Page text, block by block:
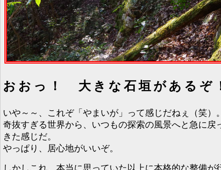
おおっ！ 大きな石垣があるぞ
いや～～、これぞ「やまいが」って感じだねぇ（笑）
奇抜すぎる世界から、いつもの探索の風景へと急に戻
きた感じだ。
やっぱり、居心地がいいぞ。
しかしこれ、本当に思っていた以上に本格的な整備が